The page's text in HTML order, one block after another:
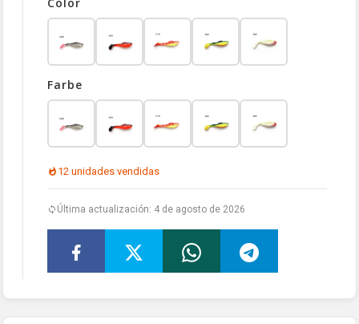
Farbe
12 unidades vendidas
Última actualización: 4 de agosto de 2026